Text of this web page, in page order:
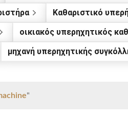
Καθαριστικό
οικιακός υπερηχητικός
μηχανή υπερηχητικής
"